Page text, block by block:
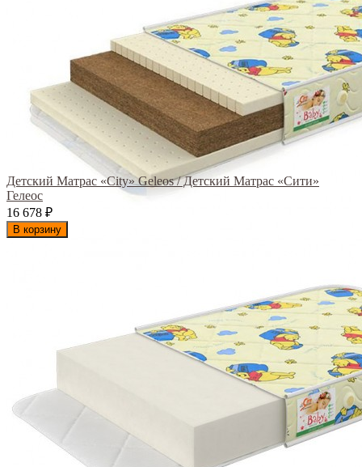
Детский Матрас «City» Geleos / Детский Матрас «Сити»
Гелеос
16 678 ₽
В корзину